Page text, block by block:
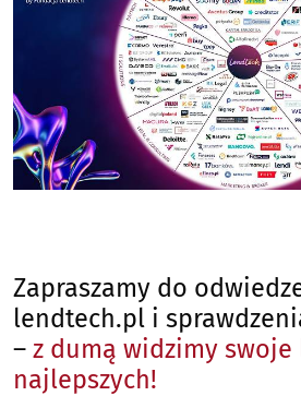
Zapraszamy do
lendtech.pl i
– z dumą widzimy swoje
najlepszych!